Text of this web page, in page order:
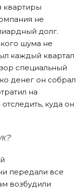
квартиры
не
долг.
шума не
каждый квартал
специальный
денег он собрал
на
куда он
передали все
возбудили